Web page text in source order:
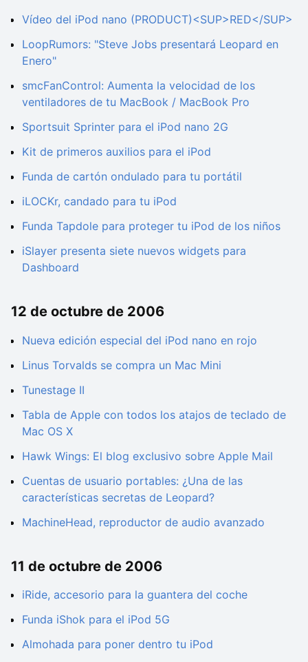
Vídeo del iPod nano (PRODUCT)<SUP>RED</SUP>
LoopRumors: "Steve Jobs presentará Leopard en
Enero"
smcFanControl: Aumenta la velocidad de los
ventiladores de tu MacBook / MacBook Pro
Sportsuit Sprinter para el iPod nano 2G
Kit de primeros auxilios para el iPod
Funda de cartón ondulado para tu portátil
iLOCKr, candado para tu iPod
Funda Tapdole para proteger tu iPod de los niños
iSlayer presenta siete nuevos widgets para
Dashboard
12 de octubre de 2006
Nueva edición especial del iPod nano en rojo
Linus Torvalds se compra un Mac Mini
Tunestage II
Tabla de Apple con todos los atajos de teclado de
Mac OS X
Hawk Wings: El blog exclusivo sobre Apple Mail
Cuentas de usuario portables: ¿Una de las
características secretas de Leopard?
MachineHead, reproductor de audio avanzado
11 de octubre de 2006
iRide, accesorio para la guantera del coche
Funda iShok para el iPod 5G
Almohada para poner dentro tu iPod